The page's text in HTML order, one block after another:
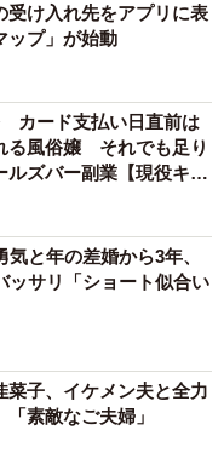
け入れ先をアプリに表
ップ」が始動
カード支払い日直前は
風俗嬢 それでも足り
ルズバー副業【現役キャ
と年の差婚から3年、
ッサリ「ショート似合い
菜子、イケメン夫と全力
素敵なご夫婦」